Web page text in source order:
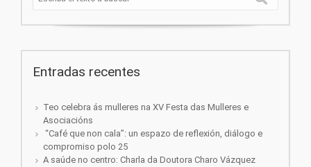
Entradas recentes
Teo celebra ás mulleres na XV Festa das Mulleres e
Asociacións
“Café que non cala”: un espazo de reflexión, diálogo e
compromiso polo 25
A saúde no centro: Charla da Doutora Charo Vázquez